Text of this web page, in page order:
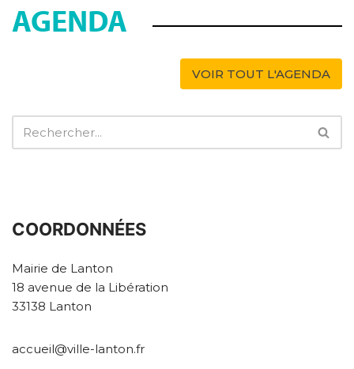
AGENDA
VOIR TOUT L'AGENDA
COORDONNÉES
Mairie de Lanton
18 avenue de la Libération
33138 Lanton
accueil@ville-lanton.fr